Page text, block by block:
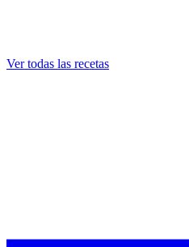
Ver todas las recetas